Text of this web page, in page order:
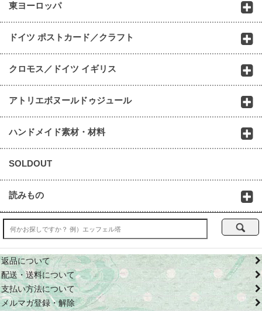
東ヨーロッパ
ドイツ ポストカード／クラフト
クロモス／ドイツ イギリス
アトリエボヌールドゥジュール
ハンドメイド素材・材料
SOLDOUT
読みもの
返品について
配送・送料について
支払い方法について
メルマガ登録・解除